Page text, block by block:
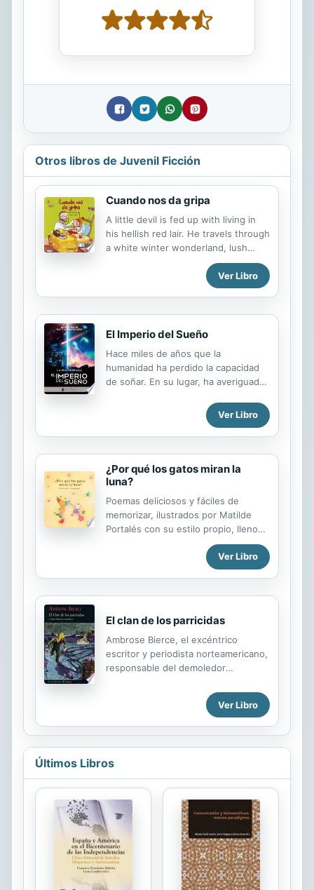
Otros libros de Juvenil Ficción
Cuando nos da gripa
A little devil is fed up with living in
his hellish red lair. He travels through
a white winter wonderland, lush
green rainforests, and a dry yellow
desert. Children will learn about
colors in this humorous tale of a little
live.
Ver Libro
El Imperio del Sueño
Hace miles de años que la
humanidad ha perdido la capacidad
de soñar. En su lugar, ha averiguado
pocos que aún consiguen hacerlo
para venderlos al mejor postor o
prefabricar cápsulas a un precio más
asequible. Y en el principado de
Zephanis se concentra una de las
mayores redes de tráfico de sueños
con un pasado sombrío y un
presente miserable en la zona baja
de la ciudad; Leiza, una célebre
soñadora con un porvenir brillante y
una vida llena de comodidades. Los
caminos de ambas se entrelazarán
Ver Libro
¿Por qué los gatos miran la
luna?
Poemas deliciosos y fáciles de
memorizar, ilustrados por Matilde
Portalés con su estilo propio, lleno
de color y delicadeza. La mejor
manera de aproximar a los niños a la
Ver Libro
El clan de los parricidas
Ambrose Bierce, el excéntrico
escritor y periodista norteamericano,
responsable del demoledor
en 1842 y participó en la Guerra de
Secesión como voluntario de las
tropas federales. Herido en la batalla
de Kennesaw Mountain, sobrevivió
inmortales antes de desaparecer en
1913 en el territorio del México
insurgente (tal vez para unirse a los
rebeldes de Pancho Villa) rodeado
de una nube de misterio similar al
que se desprende de su siniestra
imaginación. En este volumen se
recogen un buen número de
cuentos macabros...
Ver Libro
Últimos Libros